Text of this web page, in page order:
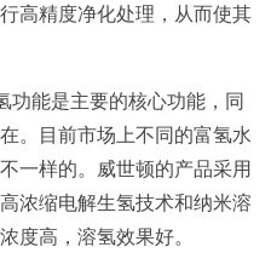
高精度净化处理，从而使其
功能是主要的核心功能，同
。目前市场上不同的富氢水
一样的。威世顿的产品采用
浓缩电解生氢技术和纳米溶
度高，溶氢效果好。